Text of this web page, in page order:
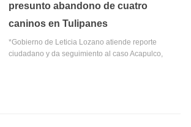
presunto abandono de cuatro
caninos en Tulipanes
*Gobierno de Leticia Lozano atiende reporte
ciudadano y da seguimiento al caso Acapulco,